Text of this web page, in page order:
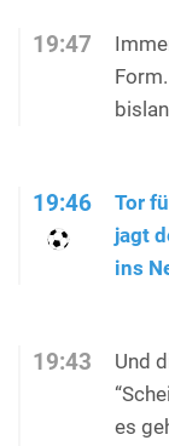
19:47
19:46
Tor
jagt
ins
19:43
Und
es